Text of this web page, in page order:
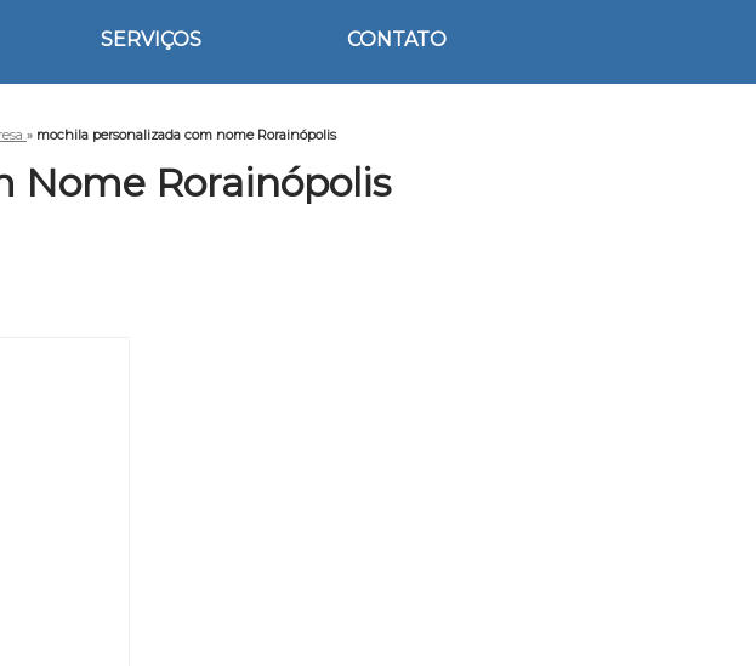
SERVIÇOS CONTATO
» mochila personalizada com nome Rorainópolis
Nome Rorainópolis